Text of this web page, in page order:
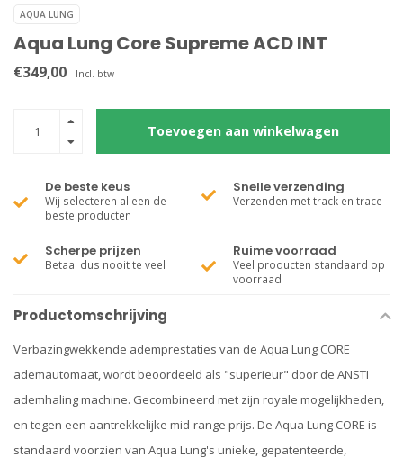
AQUA LUNG
Aqua Lung Core Supreme ACD INT
€349,00 Incl. btw
Toevoegen aan winkelwagen
De beste keus
Wij selecteren alleen de
beste producten
Snelle verzending
Verzenden met track en trace
Scherpe prijzen
Betaal dus nooit te veel
Ruime voorraad
Veel producten standaard op
voorraad
Productomschrijving
Verbazingwekkende ademprestaties van de Aqua Lung CORE
ademautomaat, wordt beoordeeld als "superieur" door de ANSTI
ademhaling machine. Gecombineerd met zijn royale mogelijkheden,
en tegen een aantrekkelijke mid-range prijs. De Aqua Lung CORE is
standaard voorzien van Aqua Lung's unieke, gepatenteerde,